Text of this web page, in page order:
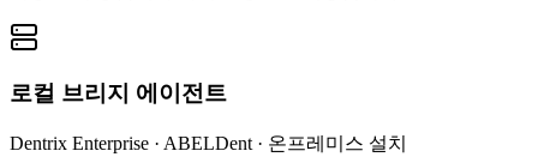
로컬 브리지 에이전트
Dentrix Enterprise · ABELDent · 온프레미스 설치